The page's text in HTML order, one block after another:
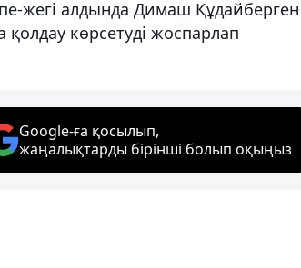
жегі алдында Димаш Құдайберген
көрсетуді жоспарлап
Google-ға қосылып,
жаңалықтарды бірінші болып оқыңыз